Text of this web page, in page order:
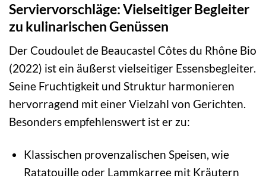
Serviervorschläge: Vielseitiger Begleiter
zu kulinarischen Genüssen
Der Coudoulet de Beaucastel Côtes du Rhône Bio
(2022) ist ein äußerst vielseitiger Essensbegleiter.
Seine Fruchtigkeit und Struktur harmonieren
hervorragend mit einer Vielzahl von Gerichten.
Besonders empfehlenswert ist er zu:
Klassischen provenzalischen Speisen, wie
Ratatouille oder Lammkarree mit Kräutern